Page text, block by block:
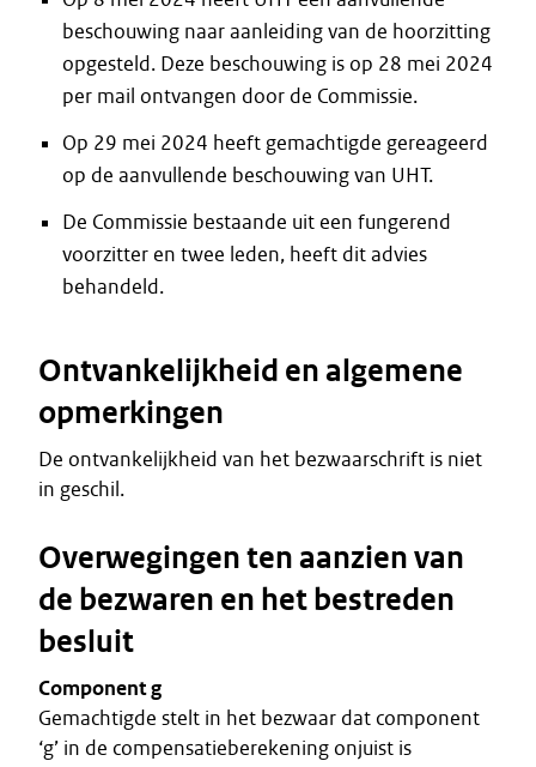
beschouwing naar aanleiding van de hoorzitting
opgesteld. Deze beschouwing is op 28 mei 2024
per mail ontvangen door de Commissie.
Op 29 mei 2024 heeft gemachtigde gereageerd
op de aanvullende beschouwing van UHT.
De Commissie bestaande uit een fungerend
voorzitter en twee leden, heeft dit advies
behandeld.
Ontvankelijkheid en algemene
opmerkingen
De ontvankelijkheid van het bezwaarschrift is niet
in geschil.
Overwegingen ten aanzien van
de bezwaren en het bestreden
besluit
Component g
Gemachtigde stelt in het bezwaar dat component
‘g’ in de compensatieberekening onjuist is